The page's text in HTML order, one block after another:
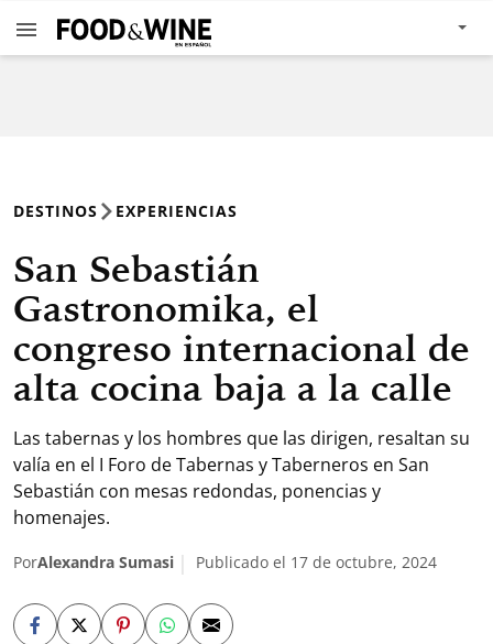
DESTINOS EXPERIENCIAS
San Sebastián
Gastronomika, el
congreso internacional de
alta cocina baja a la calle
Las tabernas y los hombres que las dirigen, resaltan su
valía en el I Foro de Tabernas y Taberneros en San
Sebastián con mesas redondas, ponencias y
homenajes.
PorAlexandra Sumasi Publicado el 17 de octubre, 2024